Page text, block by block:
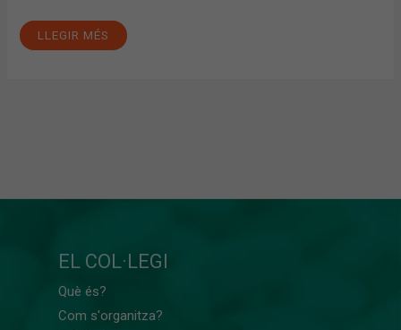
LLEGIR MÉS
EL COL·LEGI
Què és?
Com s'organitza?